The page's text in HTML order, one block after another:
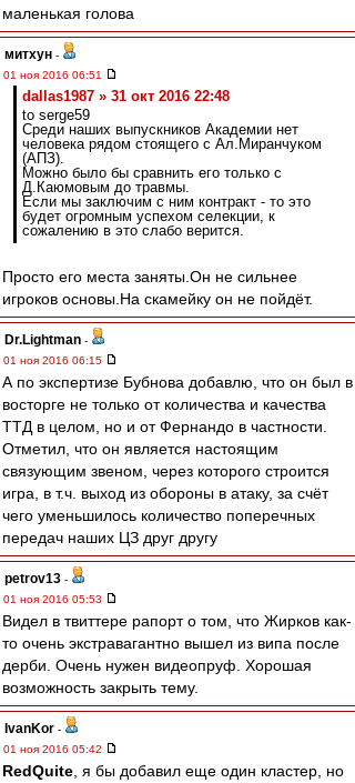
маленькая голова
митхун -
01 ноя 2016 06:51
dallas1987 » 31 окт 2016 22:48
to serge59
Среди наших выпускников Академии нет
человека рядом стоящего с Ал.Миранчуком
(АПЗ).
Можно было бы сравнить его только с
Д.Каюмовым до травмы.
Если мы заключим с ним контракт - то это
будет огромным успехом селекции, к
сожалению в это слабо верится.
Просто его места заняты.Он не сильнее
игроков основы.На скамейку он не пойдёт.
Dr.Lightman -
01 ноя 2016 06:15
А по экспертизе Бубнова добавлю, что он был в
восторге не только от количества и качества
ТТД в целом, но и от Фернандо в частности.
Отметил, что он является настоящим
связующим звеном, через которого строится
игра, в т.ч. выход из обороны в атаку, за счёт
чего уменьшилось количество поперечных
передач наших ЦЗ друг другу
petrov13 -
01 ноя 2016 05:53
Видел в твиттере рапорт о том, что Жирков как-
то очень экстравагантно вышел из випа после
дерби. Очень нужен видеопруф. Хорошая
возможность закрыть тему.
IvanKor -
01 ноя 2016 05:42
RedQuite , я бы добавил еще один кластер, но